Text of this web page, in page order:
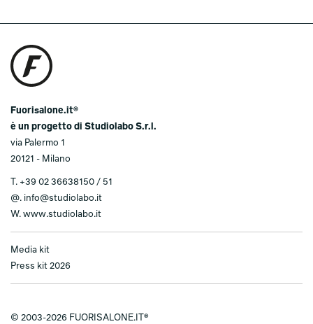
Fuorisalone.it®
è un progetto di Studiolabo S.r.l.
via Palermo 1
20121 - Milano
T. +39 02 36638150 / 51
@. info@studiolabo.it
W. www.studiolabo.it
Media kit
Press kit 2026
© 2003-2026 FUORISALONE.IT®